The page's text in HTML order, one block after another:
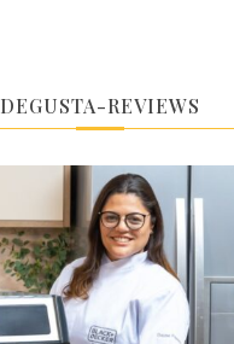
DEGUSTA-REVIEWS